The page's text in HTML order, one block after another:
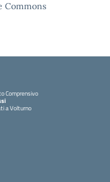
Commons
Comprensivo
a Volturno
la pagina iniziale della scuola